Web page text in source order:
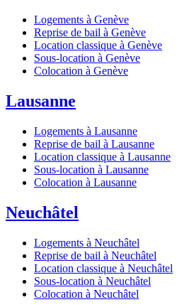
Logements à Genève
Reprise de bail à Genève
Location classique à Genève
Sous-location à Genève
Colocation à Genève
Lausanne
Logements à Lausanne
Reprise de bail à Lausanne
Location classique à Lausanne
Sous-location à Lausanne
Colocation à Lausanne
Neuchâtel
Logements à Neuchâtel
Reprise de bail à Neuchâtel
Location classique à Neuchâtel
Sous-location à Neuchâtel
Colocation à Neuchâtel